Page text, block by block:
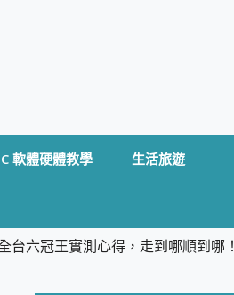
軟體硬體教學 生活旅遊
台六冠王實測心得，走到哪順到哪！